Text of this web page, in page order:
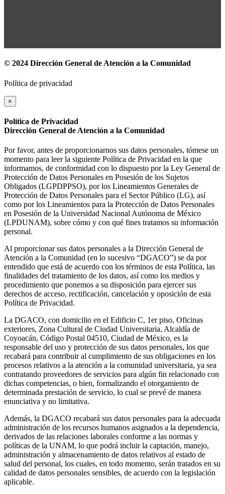
© 2024 Dirección General de Atención a la Comunidad
Política de privacidad
×
Política de Privacidad
Dirección General de Atención a la Comunidad
Por favor, antes de proporcionarnos sus datos personales, tómese un
momento para leer la siguiente Política de Privacidad en la que
informamos, de conformidad con lo dispuesto por la Ley General de
Protección de Datos Personales en Posesión de los Sujetos
Obligados (LGPDPPSO), por los Lineamientos Generales de
Protección de Datos Personales para el Sector Público (LG), así
como por los Lineamientos para la Protección de Datos Personales
en Posesión de la Universidad Nacional Autónoma de México
(LPDUNAM), sobre cómo y con qué fines tratamos su información
personal.
Al proporcionar sus datos personales a la Dirección General de
Atención a la Comunidad (en lo sucesivo “DGACO”) se da por
entendido que está de acuerdo con los términos de esta Política, las
finalidades del tratamiento de los datos, así como los medios y
procedimiento que ponemos a su disposición para ejercer sus
derechos de acceso, rectificación, cancelación y oposición de esta
Política de Privacidad.
La DGACO, con domicilio en el Edificio C, 1er piso, Oficinas
exteriores, Zona Cultural de Ciudad Universitaria, Alcaldía de
Coyoacán, Código Postal 04510, Ciudad de México, es la
responsable del uso y protección de sus datos personales, los que
recabará para contribuir al cumplimiento de sus obligaciones en los
procesos relativos a la atención a la comunidad universitaria, ya sea
contratando proveedores de servicios para algún fin relacionado con
dichas competencias, o bien, formalizando el otorgamiento de
determinada prestación de servicio, lo cual se prevé de manera
enunciativa y no limitativa.
Además, la DGACO recabará sus datos personales para la adecuada
administración de los recursos humanos asignados a la dependencia,
derivados de las relaciones laborales conforme a las normas y
políticas de la UNAM, lo que podrá incluir la captación, manejo,
administración y almacenamiento de datos relativos al estado de
salud del personal, los cuales, en todo momento, serán tratados en su
calidad de datos personales sensibles, de acuerdo con la legislación
aplicable.